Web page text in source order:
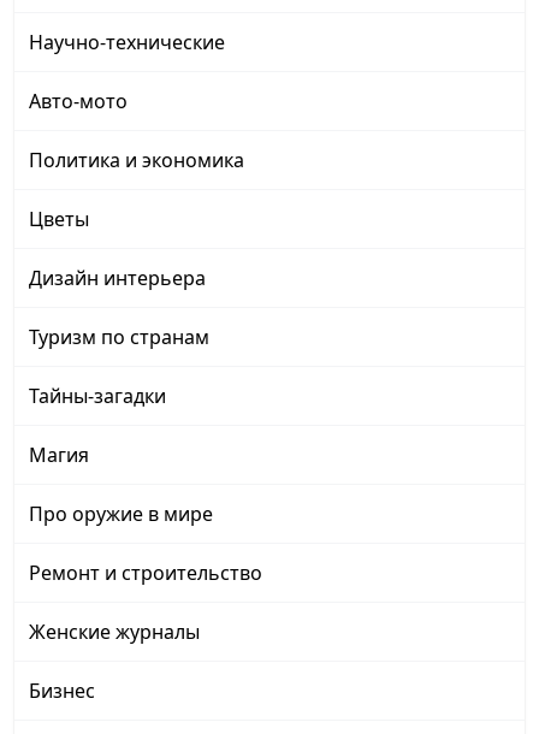
Научно-технические
Авто-мото
Политика и экономика
Цветы
Дизайн интерьера
Туризм по странам
Тайны-загадки
Магия
Про оружие в мире
Ремонт и строительство
Женские журналы
Бизнес